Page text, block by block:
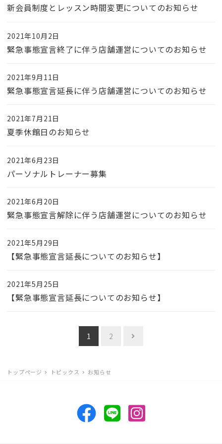
新会員制度とレッスン時間変更についてのお知らせ
緊急事態宣言終了に伴う店舗運営についてのお知らせ
2021年10月2日
緊急事態宣言延長に伴う店舗運営についてのお知らせ
2021年9月11日
夏季休館日のお知らせ
2021年7月21日
パーソナルトレーナー募集
2021年6月23日
緊急事態宣言解除に伴う店舗運営についてのお知らせ
2021年6月20日
【緊急事態宣言延長についてのお知らせ】
2021年5月29日
【緊急事態宣言延長についてのお知らせ】
2021年5月25日
ビ
1 2
トップページ トピックス お知らせ